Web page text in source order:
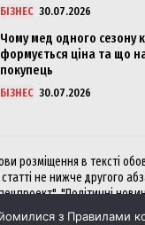
БІЗНЕС 30.07.2026
Чому мед одного сезону
формується ціна та що
покупець
БІЗНЕС 30.07.2026
розміщення в тексті
не нижче другого
"Політичні
з Правилами